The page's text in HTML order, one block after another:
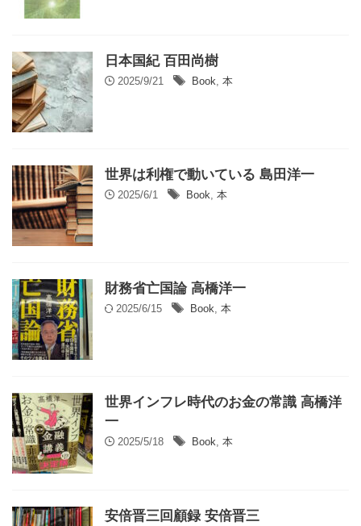
日本国紀 百田尚樹
2025/9/21 Book, 本
世界は利権で動いている 島田洋一
2025/6/1 Book, 本
財務省亡国論 高橋洋一
2025/6/15 Book, 本
世界インフレ時代のお金の常識 高橋洋
一
2025/5/18 Book, 本
安倍晋三回顧録 安倍晋三